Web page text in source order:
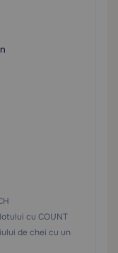
cu COUNT
de chei cu un